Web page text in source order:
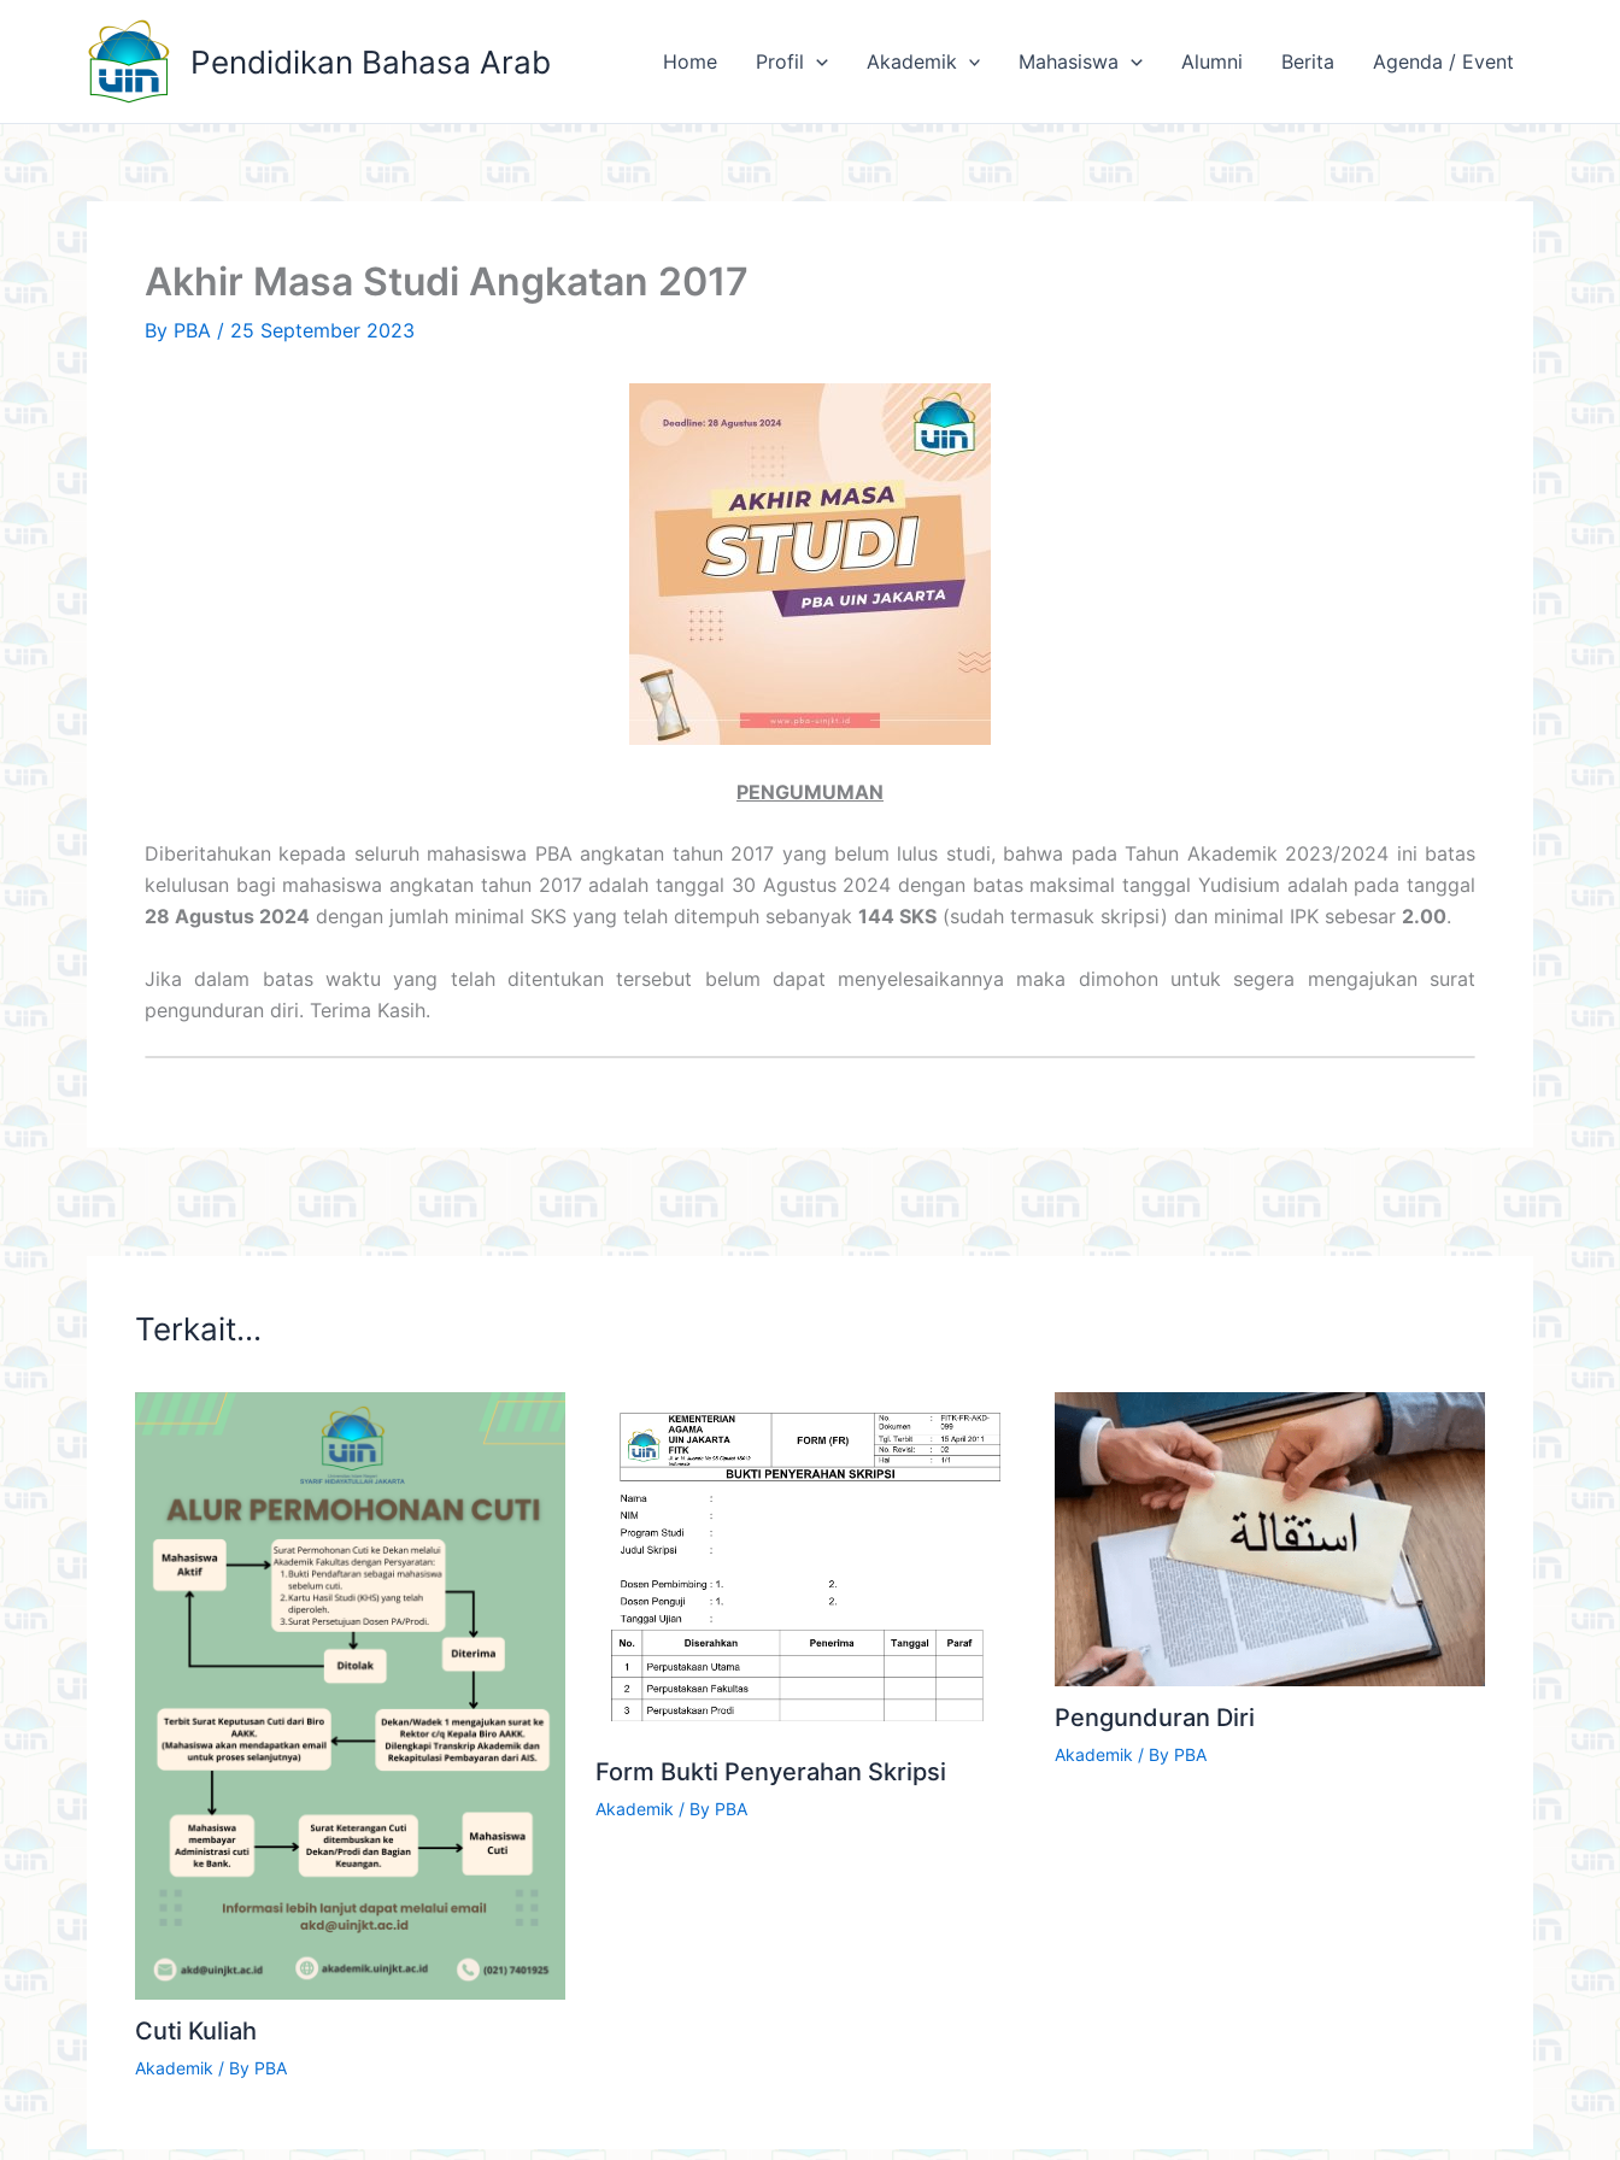
Pendidikan Bahasa Arab Home Profil Akademik Mahasiswa Alumni Berita Agenda / Event
Akhir Masa Studi Angkatan 2017
By PBA / 25 September 2023
PENGUMUMAN
Diberitahukan kepada seluruh mahasiswa PBA angkatan tahun 2017 yang belum lulus studi, bahwa pada Tahun Akademik 2023/2024 ini batas
kelulusan bagi mahasiswa angkatan tahun 2017 adalah tanggal 30 Agustus 2024 dengan batas maksimal tanggal Yudisium adalah pada tanggal
28 Agustus 2024 dengan jumlah minimal SKS yang telah ditempuh sebanyak 144 SKS (sudah termasuk skripsi) dan minimal IPK sebesar 2.00.
Jika dalam batas waktu yang telah ditentukan tersebut belum dapat menyelesaikannya maka dimohon untuk segera mengajukan surat
pengunduran diri. Terima Kasih.
Terkait...
Cuti Kuliah
Akademik / By PBA
Form Bukti Penyerahan Skripsi
Akademik / By PBA
Pengunduran Diri
Akademik / By PBA